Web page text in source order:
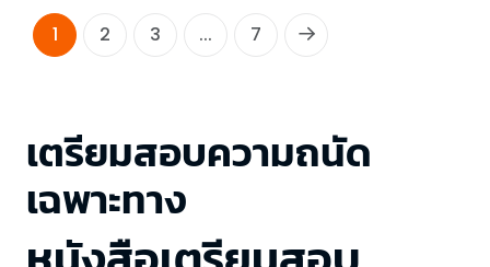
1 2 3 ... 7
เตรียมสอบความถนัด
เฉพาะทาง